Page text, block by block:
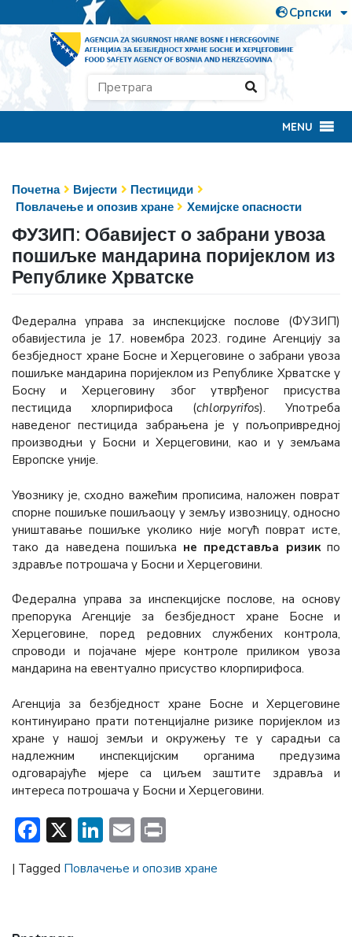
MENU
Почетна Вијести
Пестициди
Повлачење и опозив хране
Хемијске опасности
ФУЗИП: Обавијест о забрани увоза
пошиљке мандарина поријеклом из
Републике Хрватске
Федерална управа за инспекцијске послове (ФУЗИП)
обавијестила је 17. новембра 2023. године Агенцију за
безбједност хране Босне и Херцеговине о забрани увоза
пошиљке мандарина поријеклом из Републике Хрватске у
Босну и Херцеговину због утврђеног присуства
пестицида хлорпирифоса (chlorpyrifos). Употреба
наведеног пестицида забрањена је у пољопривредној
производњи у Босни и Херцеговини, као и у земљама
Европске уније.
Увознику је, сходно важећим прописима, наложен поврат
спорне пошиљке пошиљаоцу у земљу извозницу, односно
уништавање пошиљке уколико није могућ поврат исте,
тако да наведена пошиљка не представља ризикпо
здравље потрошача у Босни и Херцеговини.
Федерална управа за инспекцијске послове, на основу
препорука Агенције за безбједност хране Босне и
Херцеговине, поред редовних службених контрола,
спроводи и појачане мјере контроле приликом увоза
мандарина на евентуалнo присуство клорпирифоса.
Агенција за безбједност хране Босне и Херцеговине
континуирано прати потенцијалне ризике поријеклом из
хране у нашој земљи и окружењу те у сарадњи са
надлежним инспекцијским органима предузима
одговарајуће мјере са циљем заштите здравља и
интереса потрошача у Босни и Херцеговини.
Facebook
X LinkedIn
Email
| Tagged Повлачење и опозив хране